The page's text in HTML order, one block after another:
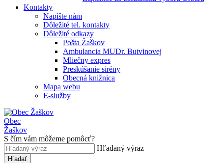
Kontakty
Napíšte nám
Dôležité tel. kontakty
Dôležité odkazy
Pošta Žaškov
Ambulancia MUDr. Butvinovej
Mliečny expres
Preskúšanie sirény
Obecná knižnica
Mapa webu
E-služby
Obec
Žaškov
S čím vám môžeme pomôcť?
Hľadaný výraz
Hľadať